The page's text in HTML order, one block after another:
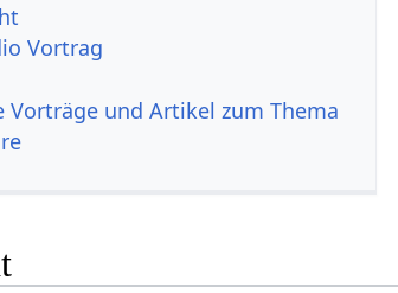
Vortrag
Vorträge und Artikel zum Thema